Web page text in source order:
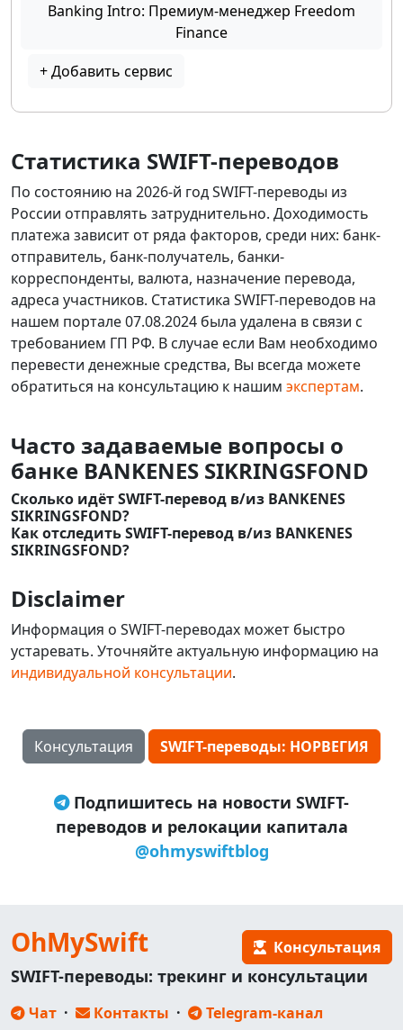
Banking Intro: Премиум-менеджер Freedom
Finance
+ Добавить сервис
Статистика SWIFT-переводов
По состоянию на 2026-й год SWIFT-переводы из
России отправлять затруднительно. Доходимость
платежа зависит от ряда факторов, среди них: банк-
отправитель, банк-получатель, банки-
корреспонденты, валюта, назначение перевода,
адреса участников. Статистика SWIFT-переводов на
нашем портале 07.08.2024 была удалена в связи с
требованием ГП РФ. В случае если Вам необходимо
перевести денежные средства, Вы всегда можете
обратиться на консультацию к нашим экспертам.
Часто задаваемые вопросы о
банке BANKENES SIKRINGSFOND
Сколько идёт SWIFT-перевод в/из BANKENES
SIKRINGSFOND?
Как отследить SWIFT-перевод в/из BANKENES
SIKRINGSFOND?
Disclaimer
Информация о SWIFT-переводах может быстро
устаревать. Уточняйте актуальную информацию на
индивидуальной консультации.
Консультация SWIFT-переводы: НОРВЕГИЯ
Подпишитесь на новости SWIFT-
переводов и релокации капитала
@ohmyswiftblog
OhMySwift Консультация
SWIFT-переводы: трекинг и консультации
Чат · Контакты · Telegram-канал